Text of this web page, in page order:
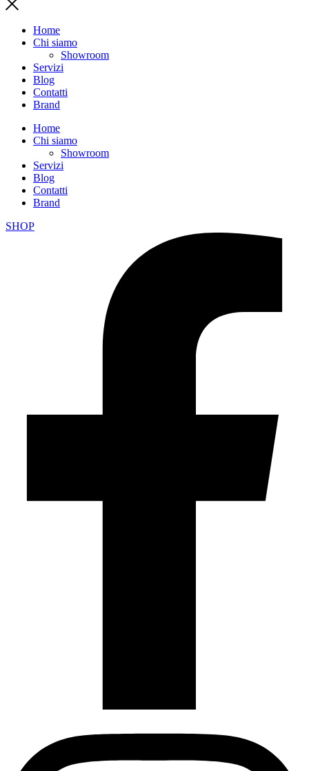
Home
Chi siamo
Showroom
Servizi
Blog
Contatti
Brand
Home
Chi siamo
Showroom
Servizi
Blog
Contatti
Brand
SHOP